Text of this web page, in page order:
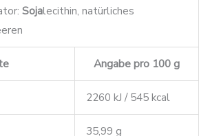
Sojalecithin, natürliches
Angabe pro 100 g
2260 kJ / 545 kcal
35,99 g